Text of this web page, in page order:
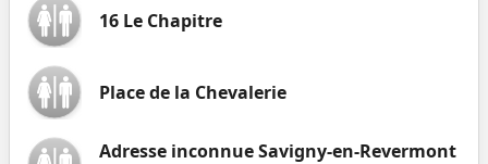
16 Le Chapitre
Place de la Chevalerie
Adresse inconnue Savigny-en-Revermont